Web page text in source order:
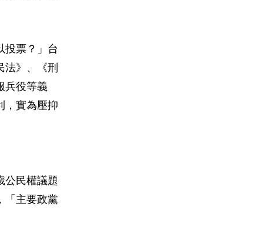
投票？」台
法》、《刑
兵役等義
，實為壓抑
公民權議題
「主要政黨